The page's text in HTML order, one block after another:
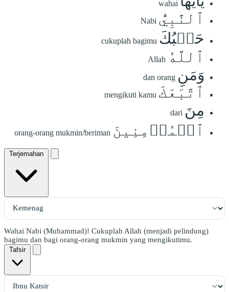
wahai
ٱلنَّبِيُّ Nabi
حَسۡبُكَ cukuplah bagimu
ٱللَّهُ Allah
وَمَنِ dan orang
ٱتَّبَعَكَ mengikuti kamu
مِنَ dari
ٱلۡمُؤۡمِنِينَ orang-orang mukmin/beriman
Terjemahan
Wahai Nabi (Muhammad)! Cukuplah Allah (menjadi pelindung)
bagimu dan bagi orang-orang mukmin yang mengikutimu.
Tafsir